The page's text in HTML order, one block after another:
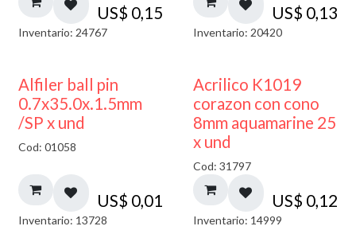
US$ 0,15
Inventario: 24767
US$ 0,13
Inventario: 20420
Alfiler ball pin
0.7x35.0x.1.5mm
/SP x und
Cod: 01058
US$ 0,01
Inventario: 13728
Acrilico K1019
corazon con cono
8mm aquamarine 25
x und
Cod: 31797
US$ 0,12
Inventario: 14999